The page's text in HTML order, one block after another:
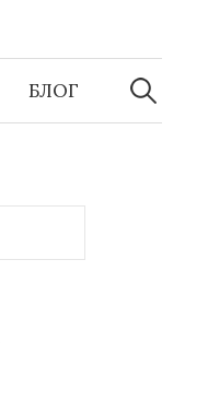
БЛОГ
Найти: